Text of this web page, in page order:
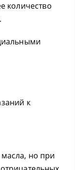
количество
к
но при